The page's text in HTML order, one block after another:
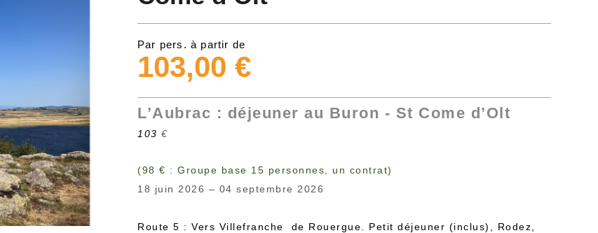
Par pers. à partir de
103,00 €
L’Aubrac : déjeuner au Buron - St Come d’Olt
103 €
(98 € : Groupe base 15 personnes, un contrat)
18 juin 2026 – 04 septembre 2026
Route 5 : Vers Villefranche
de Rouergue. Petit déjeuner (inclus), Rodez,